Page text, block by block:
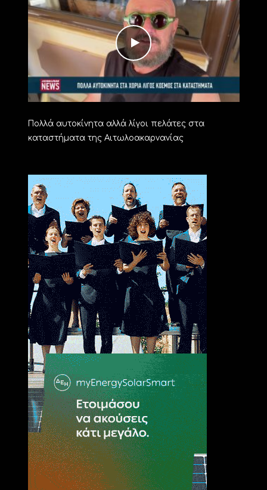
Πολλά αυτοκίνητα αλλά λίγοι πελάτες στα
καταστήματα της Αιτωλοακαρνανίας